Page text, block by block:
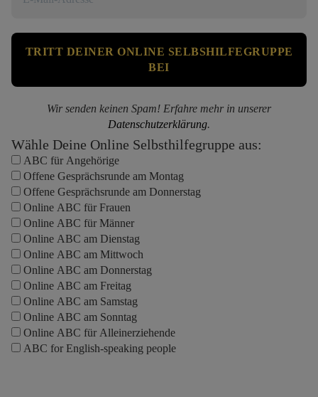
Wir senden keinen Spam! Erfahre mehr in unserer
Datenschutzerklärung.
Wähle Deine Online Selbsthilfegruppe aus:
ABC für Angehörige
Offene Gesprächsrunde am Montag
Offene Gesprächsrunde am Donnerstag
Online ABC für Frauen
Online ABC für Männer
Online ABC am Dienstag
Online ABC am Mittwoch
Online ABC am Donnerstag
Online ABC am Freitag
Online ABC am Samstag
Online ABC am Sonntag
Online ABC für Alleinerziehende
ABC for English-speaking people